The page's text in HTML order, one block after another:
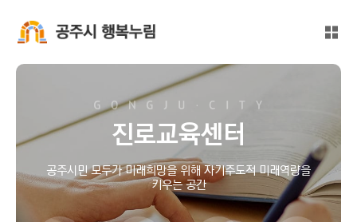
전체
진로교육센터
공주시민 모두가 미래희망을 위해 자기주도적 미래역량을
키우는 공간